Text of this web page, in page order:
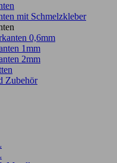
mit Schmelzkleber
0,6mm
1mm
2mm
Zubehör